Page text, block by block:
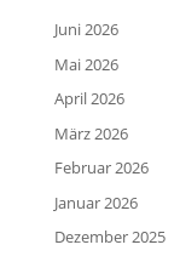
Juni 2026
Mai 2026
April 2026
März 2026
Februar 2026
Januar 2026
Dezember 2025